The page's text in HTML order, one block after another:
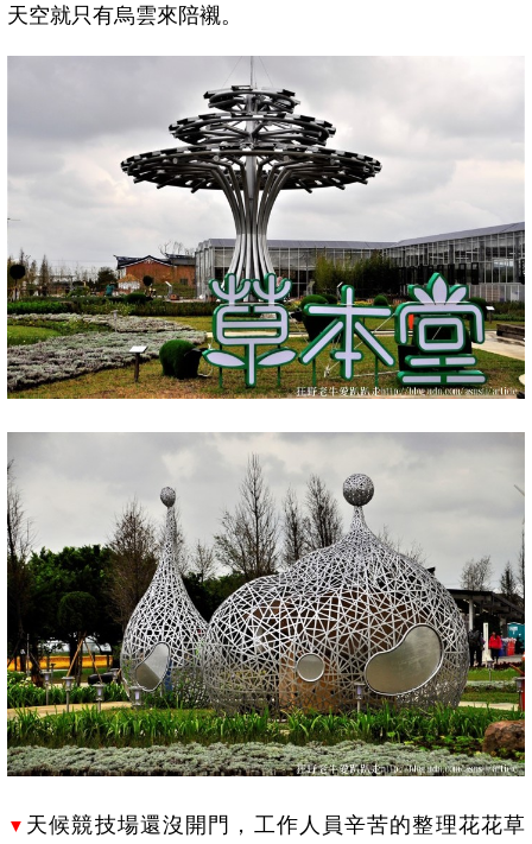
天空就只有烏雲來陪襯。
▼ 天候競技場還沒開門，工作人員辛苦的整理花花草